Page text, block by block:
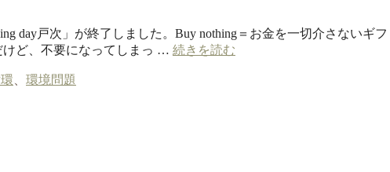
day戸次」が終了しました。Buy nothing＝お金を一切介さないギフ
けど、不要になってしまっ … 続きを読む
、 環境問題